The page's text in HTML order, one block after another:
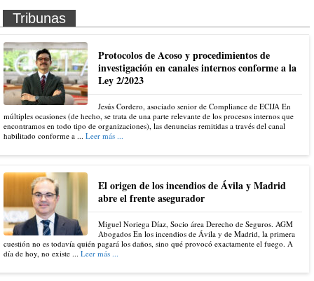
Tribunas
Protocolos de Acoso y procedimientos de
investigación en canales internos conforme a la
Ley 2/2023
Jesús Cordero, asociado senior de Compliance de ECIJA En
múltiples ocasiones (de hecho, se trata de una parte relevante de los procesos internos que
encontramos en todo tipo de organizaciones), las denuncias remitidas a través del canal
habilitado conforme a ... Leer más ...
El origen de los incendios de Ávila y Madrid
abre el frente asegurador
Miguel Noriega Díaz, Socio área Derecho de Seguros. AGM
Abogados En los incendios de Ávila y de Madrid, la primera
cuestión no es todavía quién pagará los daños, sino qué provocó exactamente el fuego. A
día de hoy, no existe ... Leer más ...